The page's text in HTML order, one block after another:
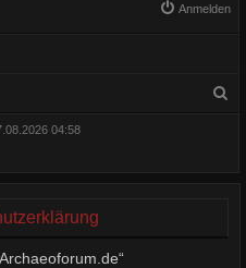
Anmelden
04:58